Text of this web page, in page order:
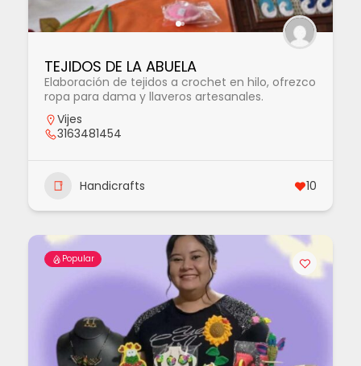
TEJIDOS DE LA ABUELA
Elaboración de tejidos a crochet en hilo, ofrezco
ropa para dama y llaveros artesanales.
Vijes
3163481454
Handicrafts 10
Popular